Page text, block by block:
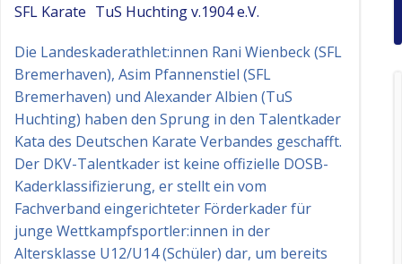
SFL Karate TuS Huchting v.1904 e.V.
Die Landeskaderathlet:innen Rani Wienbeck (SFL
Bremerhaven), Asim Pfannenstiel (SFL
Bremerhaven) und Alexander Albien (TuS
Huchting) haben den Sprung in den Talentkader
Kata des Deutschen Karate Verbandes geschafft.
Der DKV-Talentkader ist keine offizielle DOSB-
Kaderklassifizierung, er stellt ein vom
Fachverband eingerichteter Förderkader für
junge Wettkampfsportler:innen in der
Altersklasse U12/U14 (Schüler) dar, um bereits